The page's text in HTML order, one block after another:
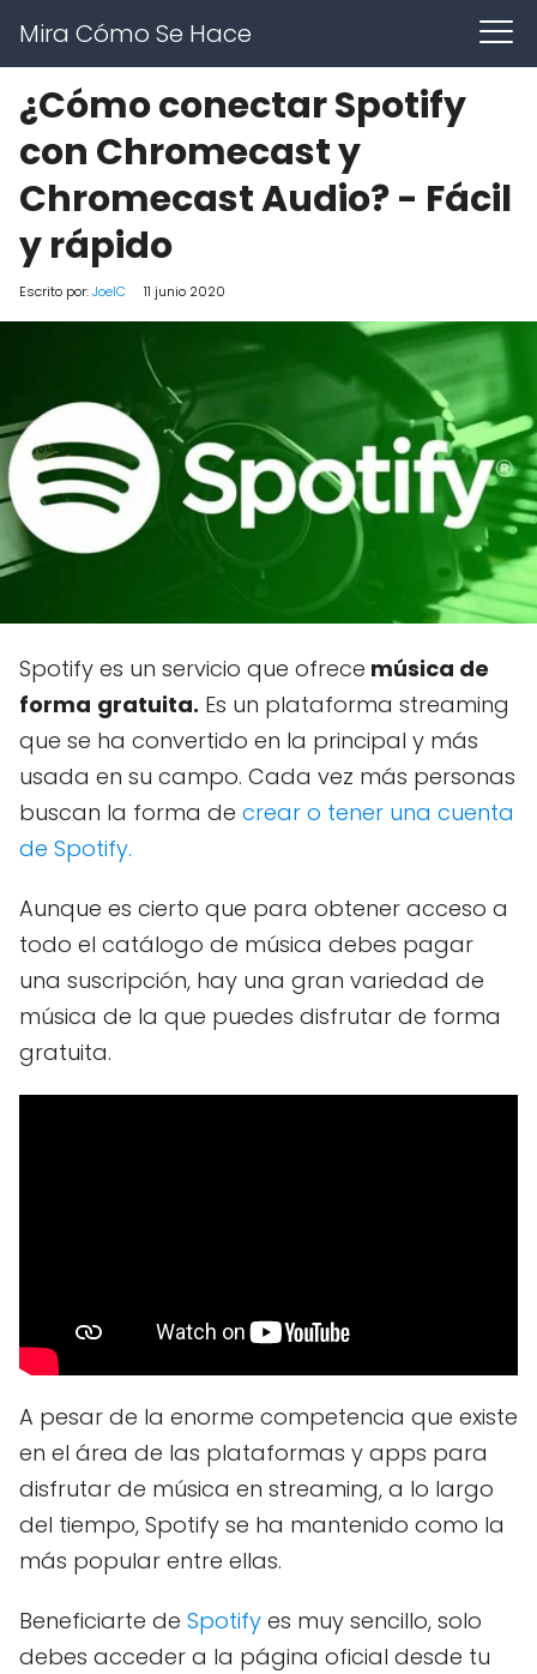
Mira Cómo Se Hace
¿Cómo conectar Spotify
con Chromecast y
Chromecast Audio? - Fácil
y rápido
Escrito por:JoelC 11 junio 2020
Spotify es un servicio que ofrece música de
forma gratuita. Es un plataforma streaming
que se ha convertido en la principal y más
usada en su campo. Cada vez más personas
buscan la forma de crear o tener una cuenta
de Spotify.
Aunque es cierto que para obtener acceso a
todo el catálogo de música debes pagar
una suscripción, hay una gran variedad de
música de la que puedes disfrutar de forma
gratuita.
A pesar de la enorme competencia que existe
en el área de las plataformas y apps para
disfrutar de música en streaming, a lo largo
del tiempo, Spotify se ha mantenido como la
más popular entre ellas.
Beneficiarte de Spotify es muy sencillo, solo
debes acceder a la página oficial desde tu